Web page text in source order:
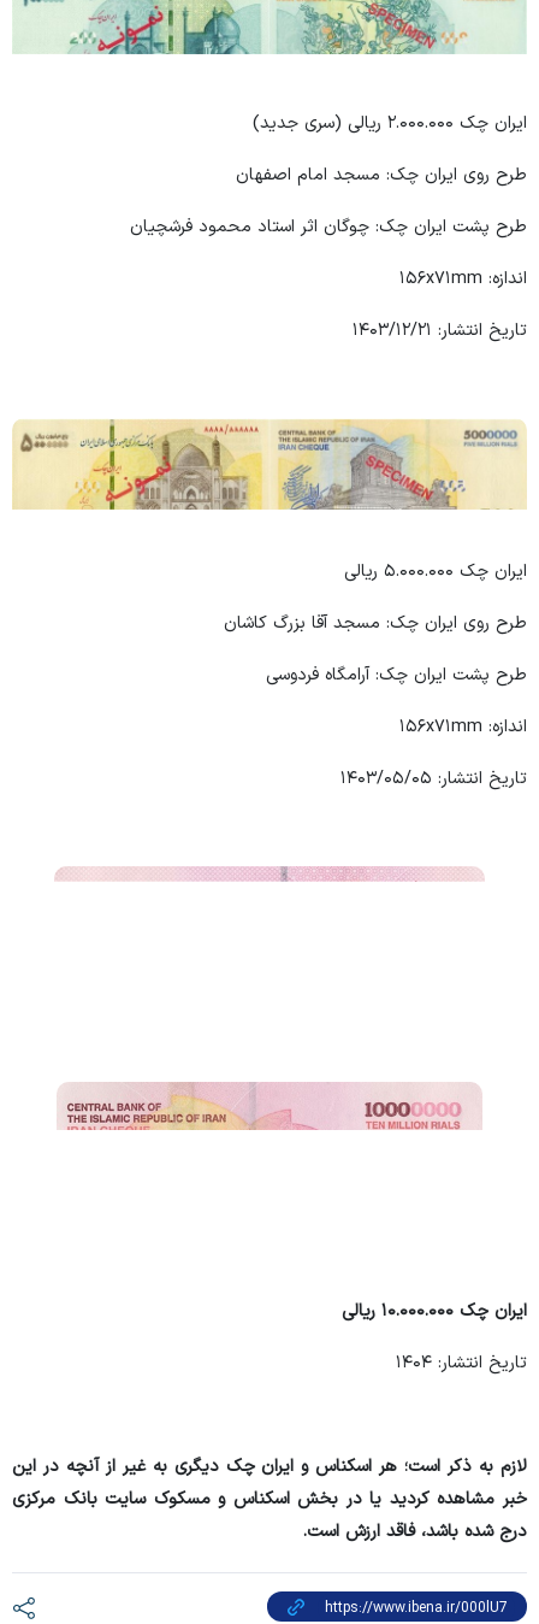
ایران چک ۲.۰۰۰.۰۰۰ ریالی (سری جدید)
طرح روی ایران چک: مسجد امام اصفهان
طرح پشت ایران چک: چوگان اثر استاد محمود فرشچیان
اندازه: ۱۵۶x۷۱mm
تاریخ انتشار: ۱۴۰۳/۱۲/۲۱
ایران چک ۵.۰۰۰.۰۰۰ ریالی
طرح روی ایران چک: مسجد آقا بزرگ کاشان
طرح پشت ایران چک: آرامگاه فردوسی
اندازه: ۱۵۶x۷۱mm
تاریخ انتشار: ۱۴۰۳/۰۵/۰۵
ایران چک ۱۰.۰۰۰.۰۰۰ ریالی
تاریخ انتشار: ۱۴۰۴
لازم به ذکر است؛ هر اسکناس و ایران چک دیگری به غیر از آنچه در این
خبر مشاهده کردید یا در بخش اسکناس و مسکوک سایت بانک مرکزی
درج شده باشد، فاقد ارزش است.